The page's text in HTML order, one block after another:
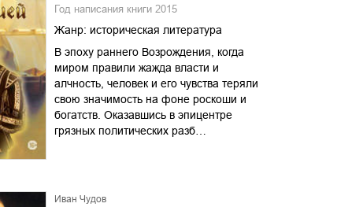
Год написания книги 2015
Жанр: историческая литература
В эпоху раннего Возрождения, когда
миром правили жажда власти и
алчность, человек и его чувства теряли
свою значимость на фоне роскоши и
богатств. Оказавшись в эпицентре
грязных политических разб…
Иван Чудов